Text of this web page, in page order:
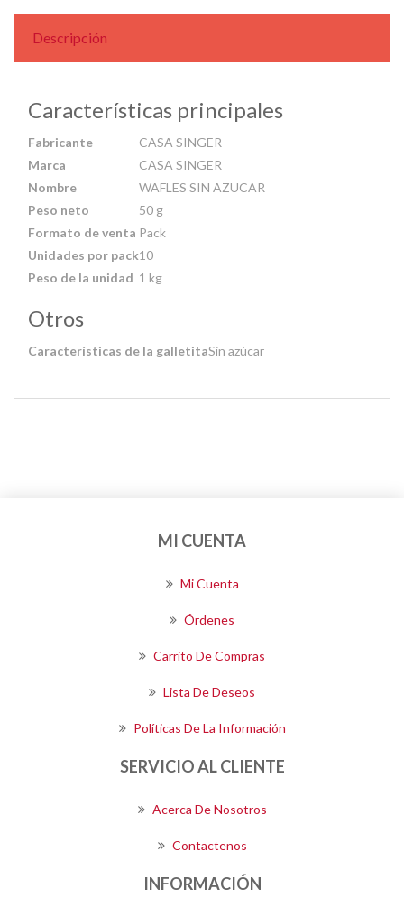
Descripción
Características principales
Fabricante
CASA SINGER
Marca
CASA SINGER
Nombre
WAFLES SIN AZUCAR
Peso neto
50 g
Formato de venta Pack
Unidades por pack10
Peso de la unidad 1 kg
Otros
Características de la galletitaSin azúcar
MI CUENTA
Mi Cuenta
Órdenes
Carrito De Compras
Lista De Deseos
Políticas De La Información
SERVICIO AL CLIENTE
Acerca De Nosotros
Contactenos
INFORMACIÓN